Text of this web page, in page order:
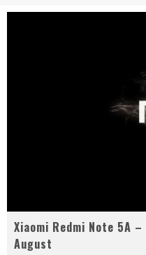
Xiaomi Redmi Note 5A
August